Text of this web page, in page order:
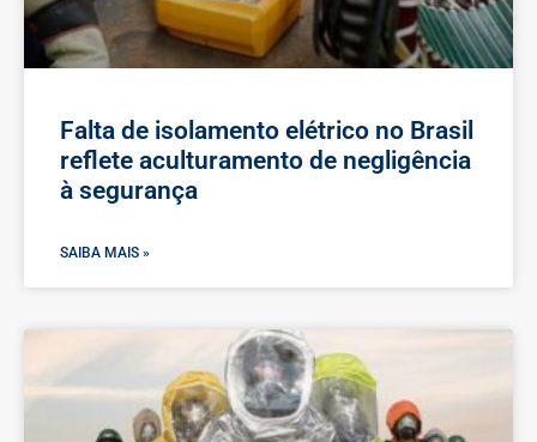
Falta de isolamento elétrico no Brasil
reflete aculturamento de negligência
à segurança
SAIBA MAIS »